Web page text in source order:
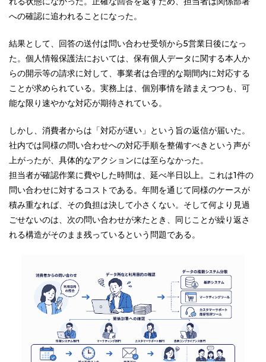
への確認に追われることになった。
結果として、回答の送付は問い合わせ受領から5営業日後になっ
た。個人情報保護法においては、保有個人データに関する本人か
らの開示等の請求に対して、事業者は合理的な期間内に対応する
ことが求められている。実務上は、個別事情を踏まえつつも、可
能な限り速やかな対応が期待されている。
しかし、消費者からは「対応が遅い」という旨の返信が届いた。
社内では同様の問い合わせへの対応手順を整備すべきという声が
上がったが、具体的なアクションには至らなかった。
担当者が確認作業に費やした時間は、延べ半日以上。これは1件の
問い合わせに対するコストである。年間を通じて同様のケースが
積み重なれば、その負担は決して小さくない。そして何より見過
ごせないのは、次の問い合わせが来たとき、同じことが繰り返さ
れる構造がそのまま残っているという問題である。